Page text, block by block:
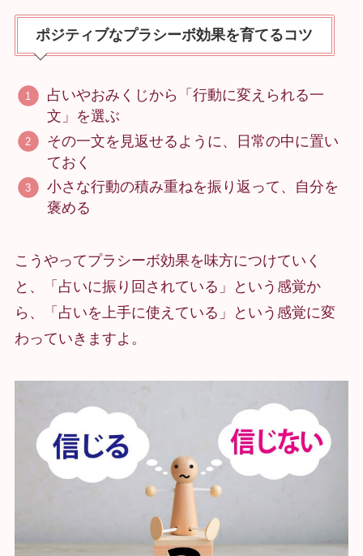
ポジティブなプラシーボ効果を育てるコツ
占いやおみくじから「行動に変えられる一
文」を選ぶ
その一文を見返せるように、日常の中に置い
ておく
小さな行動の積み重ねを振り返って、自分を
褒める
こうやってプラシーボ効果を味方につけていく
と、「占いに振り回されている」という感覚か
ら、「占いを上手に使えている」という感覚に変
わっていきますよ。